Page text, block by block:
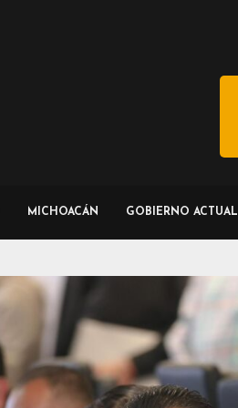
MICHOACÁN GOBIERNO ACTUAL